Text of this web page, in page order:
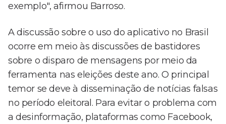
exemplo", afirmou Barroso.
A discussão sobre o uso do aplicativo no Brasil
ocorre em meio às discussões de bastidores
sobre o disparo de mensagens por meio da
ferramenta nas eleições deste ano. O principal
temor se deve à disseminação de notícias falsas
no período eleitoral. Para evitar o problema com
a desinformação, plataformas como Facebook,